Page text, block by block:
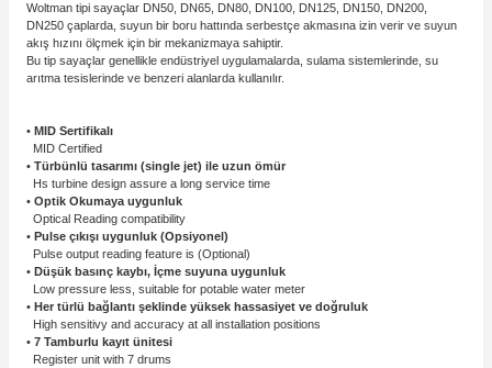
Woltman tipi sayaçlar DN50, DN65, DN80, DN100, DN125, DN150, DN200,
DN250 çaplarda, suyun bir boru hattında serbestçe akmasına izin verir ve suyun
akış hızını ölçmek için bir mekanizmaya sahiptir.
Bu tip sayaçlar genellikle endüstriyel uygulamalarda, sulama sistemlerinde, su
arıtma tesislerinde ve benzeri alanlarda kullanılır.
• MID Sertifikalı
MID Certified
• Türbünlü tasarımı (single jet) ile uzun ömür
Hs turbine design assure a long service time
• Optik Okumaya uygunluk
Optical Reading compatibility
• Pulse çıkışı uygunluk (Opsiyonel)
Pulse output reading feature is (Optional)
• Düşük basınç kaybı, İçme suyuna uygunluk
Low pressure less, suitable for potable water meter
• Her türlü bağlantı şeklinde yüksek hassasiyet ve doğruluk
High sensitivy and accuracy at all installation positions
• 7 Tamburlu kayıt ünitesi
Register unit with 7 drums